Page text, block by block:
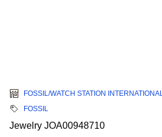
FOSSIL/WATCH STATION INTERNATIONAL
FOSSIL
Jewelry JOA00948710